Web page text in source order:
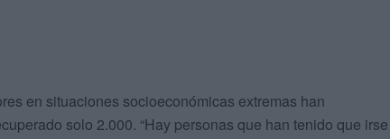
en situaciones socioeconómicas extremas han
solo 2.000. “Hay personas que han tenido que irse